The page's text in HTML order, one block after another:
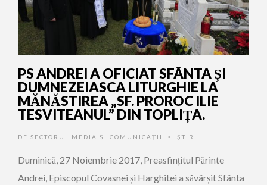
PS ANDREI A OFICIAT SFÂNTA ȘI
DUMNEZEIASCA LITURGHIE LA
MĂNĂSTIREA „SF. PROROC ILIE
TESVITEANUL” DIN TOPLIȚA.
DE SECTORUL MEDIA ȘI COMUNICAȚII • ŞTIRI
Duminică, 27 Noiembrie 2017, Preasfințitul Părinte
Andrei, Episcopul Covasnei și Harghitei a săvârșit Sfânta